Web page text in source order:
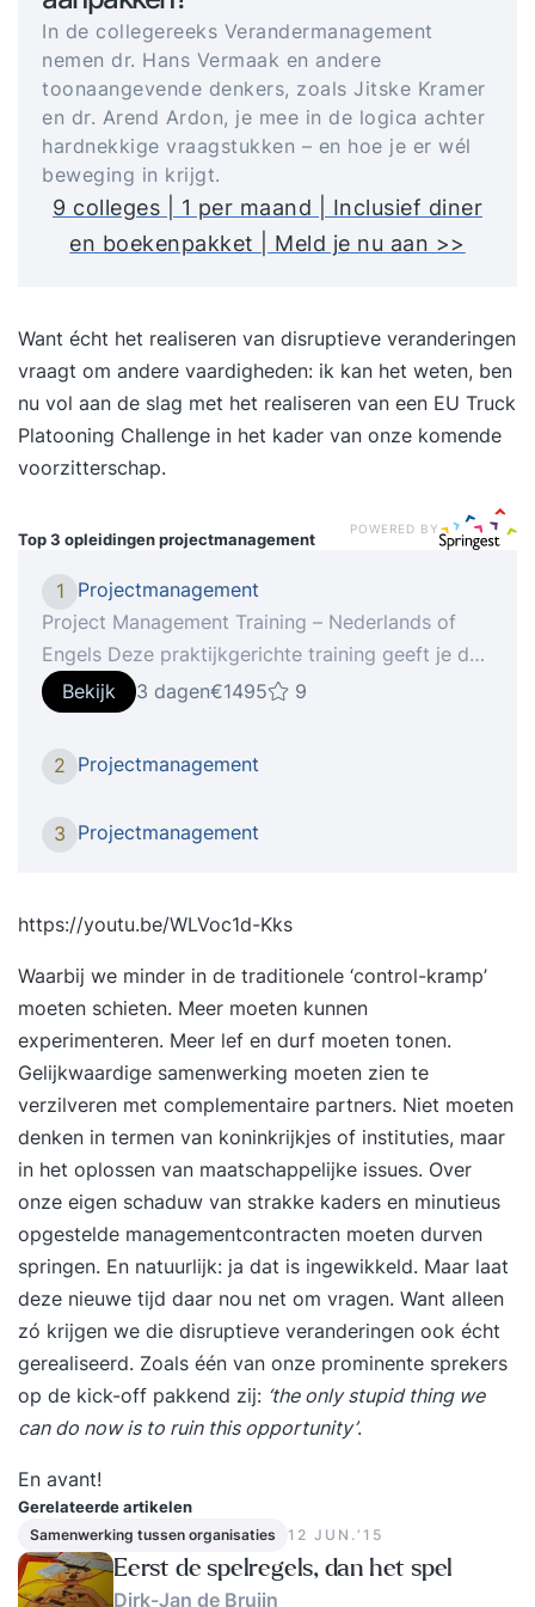
In de collegereeks Verandermanagement
nemen dr. Hans Vermaak en andere
toonaangevende denkers, zoals Jitske Kramer
en dr. Arend Ardon, je mee in de logica achter
hardnekkige vraagstukken – en hoe je er wél
beweging in krijgt.
9 colleges | 1 per maand | Inclusief diner
en boekenpakket | Meld je nu aan >>
Want écht het realiseren van disruptieve veranderingen
vraagt om andere vaardigheden: ik kan het weten, ben
nu vol aan de slag met het realiseren van een EU Truck
Platooning Challenge in het kader van onze komende
voorzitterschap.
Top 3 opleidingenprojectmanagement
POWERED BY
1
Projectmanagement
Project Management Training – Nederlands of
Engels Deze praktijkgerichte training geeft je de
handvaten om je projecten moeiteloos te
managen! WAT HOUDT DE PROJECT
management is een belangrijk instrument om
verwezenlijken. Tegenwoordig is succesvol
volgens het projectplan leveren. Steeds vaker
vindt men een project succesvol; wanneer naast
de opdrachtgever en het projectteam, ook
andere stakeholders blij met het resultaat zijn. Als
project manager ben je met de volgende vragen
bezig, zoals: Hoe verkrijg je een duidelijke en
uitvoerbare projectopdracht? Hoe kies je de
beste projectaanpak? Op welke manier zet je een
effectieve projectorganisatie op? Hoe geef je
leiding aan projectteam(s)? Hoe stuur je
leveranciers aan? Op welke manier lever je
projectresultaten? Hoe manage je projectrisico’s?
Hoe manage je opdrachtgever-, teamleden-,
leverancier- en andere belanghebbende
verwachtingen? In deze training leer je het vak
project management van een zeer ervaren trainer.
Je kunt direct daarna zelf aan de slag om nog
TRAININGSVORM De training project
management wisselt theorie met
toepassingsdiscussies van eigen werksituaties en
praktijksituaties af. Hierin wordt de
Bekijk 3 dagen€1495 9
2 Projectmanagement
3 Projectmanagement
https://youtu.be/WLVoc1d-Kks
Waarbij we minder in de traditionele ‘control-kramp’
moeten schieten. Meer moeten kunnen
experimenteren. Meer lef en durf moeten tonen.
Gelijkwaardige samenwerking moeten zien te
verzilveren met complementaire partners. Niet moeten
denken in termen van koninkrijkjes of instituties, maar
in het oplossen van maatschappelijke issues. Over
onze eigen schaduw van strakke kaders en minutieus
opgestelde managementcontracten moeten durven
springen. En natuurlijk: ja dat is ingewikkeld. Maar laat
deze nieuwe tijd daar nou net om vragen. Want alleen
zó krijgen we die disruptieve veranderingen ook écht
gerealiseerd. Zoals één van onze prominente sprekers
op de kick-off pakkend zij: ‘the only stupid thing we
can do now is to ruin this opportunity’.
En avant!
Gerelateerde artikelen
Samenwerking tussen organisaties 12 JUN.‘15
Eerst de spelregels, dan het spel
Dirk-Jan de Bruijn